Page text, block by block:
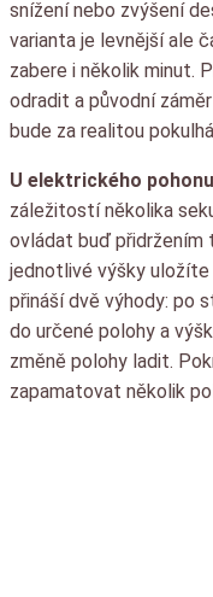
snížení nebo zvýšení
varianta je levnější ale
zabere i několik minut.
odradit a původní
bude za realitou
U elektrického pohonu
záležitostí několika
ovládat buď přidržením
jednotlivé výšky
přináší dvě výhody: po
do určené polohy a
změně polohy ladit.
zapamatovat několik